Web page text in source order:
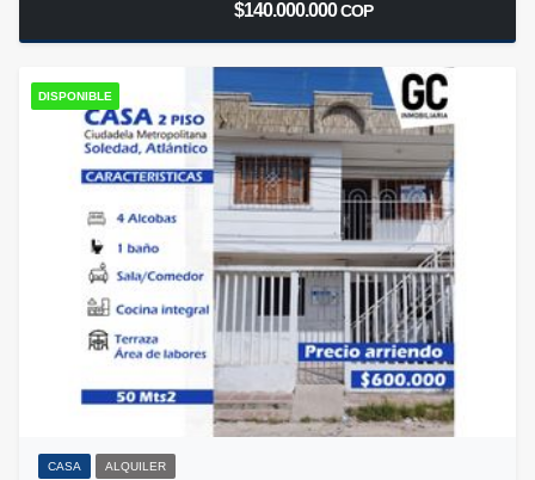
$140.000.000COP
DISPONIBLE
CASA ALQUILER